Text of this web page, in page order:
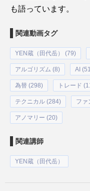
も語っています。
関連動画タグ
YEN蔵（田代岳） (79)
アルゴリズム (8) AI
為替 (298) トレード
テクニカル (284) ファ
アノマリー (20)
関連講師
YEN蔵（田代岳）